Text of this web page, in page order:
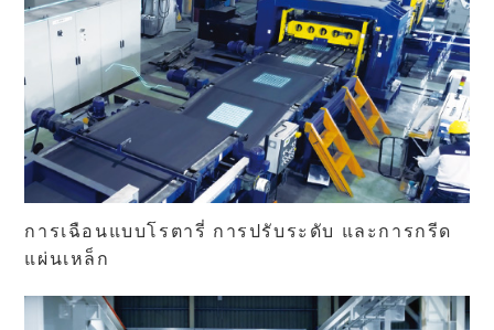
การเฉือนแบบโรตารี่ การปรับระดับ และการกรีด
แผ่นเหล็ก